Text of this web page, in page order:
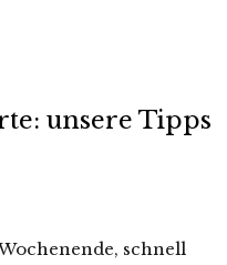
unsere Tipps
schnell